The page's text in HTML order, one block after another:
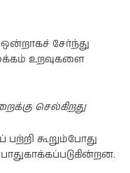
சேர்ந்து
உறவுகளை
செல்கிறது
கூறும்போது